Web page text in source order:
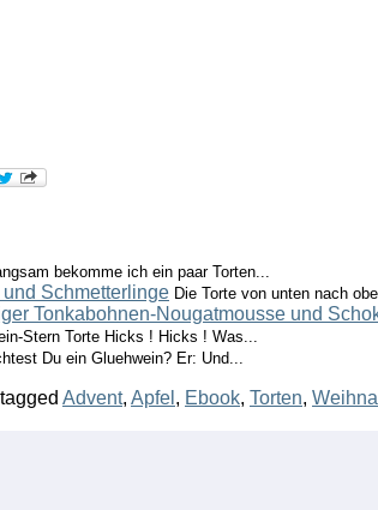
bekomme ich ein paar Torten...
Schmetterlinge Die Torte von unten nach
Tonkabohnen-Nougatmousse und
Stern Torte Hicks ! Hicks ! Was...
Du ein Gluehwein? Er: Und...
Advent, Apfel , Ebook, Torten,